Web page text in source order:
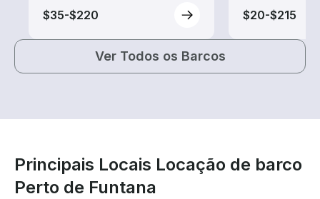
$35-$220
$20-$215
Ver Todos os Barcos
Principais Locais Locação de barco
Perto de Funtana